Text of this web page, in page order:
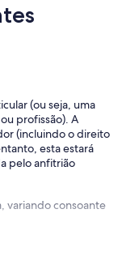
(ou seja, uma
profissão). A
(incluindo o direito
esta estará
pelo anfitrião
variando consoante